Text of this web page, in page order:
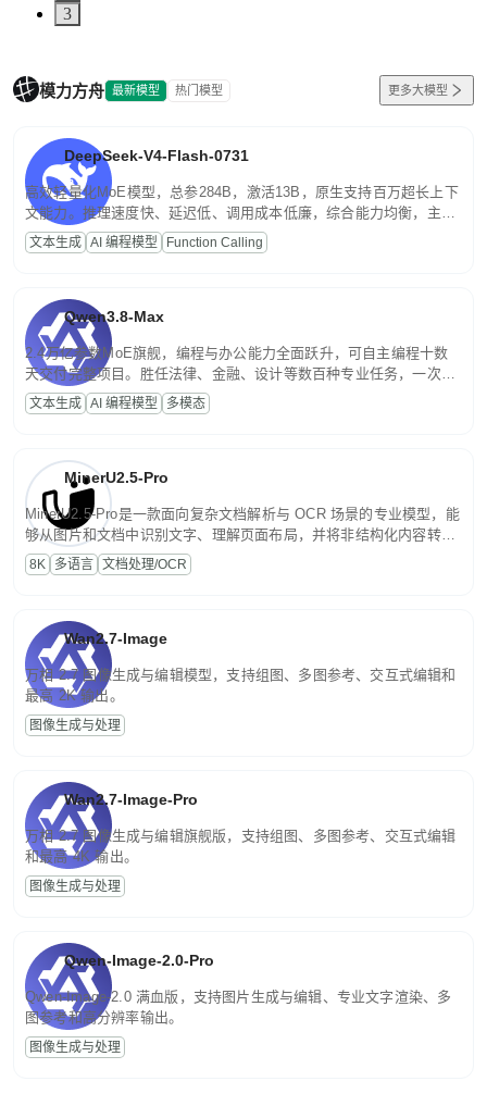
3
模力方舟 最新模型 热门模型 更多大模型
DeepSeek-V4-Flash-0731
高效轻量化MoE模型，总参284B，激活13B，原生支持百万超长上下
文能力。推理速度快、延迟低、调用成本低廉，综合能力均衡，主打
高并发、轻量化任务，适合日常对话、内容创作、基础 RAG、批量
文案处理等普惠刚需场景。
文本生成 AI 编程模型 Function Calling
Qwen3.8-Max
2.4万亿参数MoE旗舰，编程与办公能力全面跃升，可自主编程十数
天交付完整项目。胜任法律、金融、设计等数百种专业任务，一次对
话端到端交付生产级成果。原生视觉理解贯穿规划、执行与验证全流
程，支持超长文档与长视频的深度语义解析。长程任务中自主规划与
文本生成 AI 编程模型 多模态
MinerU2.5-Pro
MinerU2.5-Pro是一款面向复杂文档解析与 OCR 场景的专业模型，能
够从图片和文档中识别文字、理解页面布局，并将非结构化内容转换
为便于存储、检索和二次处理的结构化结果。
8K 多语言 文档处理/OCR
Wan2.7-Image
万相 2.7 图像生成与编辑模型，支持组图、多图参考、交互式编辑和
最高 2K 输出。
图像生成与处理
Wan2.7-Image-Pro
万相 2.7 图像生成与编辑旗舰版，支持组图、多图参考、交互式编辑
和最高 4K 输出。
图像生成与处理
Qwen-Image-2.0-Pro
Qwen-Image-2.0 满血版，支持图片生成与编辑、专业文字渲染、多
图参考和高分辨率输出。
图像生成与处理